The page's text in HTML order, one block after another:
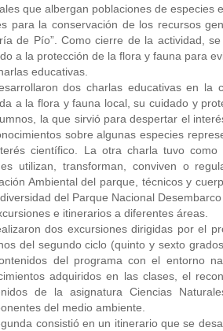
que albergan poblaciones de especies
para la conservación de los recursos
de Pío”. Como cierre de la actividad,
a la protección de la flora y fauna para
educativas.
dos charlas educativas en la
a la flora y fauna local, su cuidado y
la que sirvió para despertar el
sobre algunas especies
científico. La otra charla tuvo como
utilizan, transforman, conviven o
Ambiental del parque, técnicos y
del Parque Nacional
e itinerarios a diferentes áreas.
dos excursiones dirigidas por el
del segundo ciclo (quinto y sexto
del programa con el entorno
adquiridos en las clases, el
de la asignatura Ciencias
del medio ambiente.
consistió en un itinerario que se